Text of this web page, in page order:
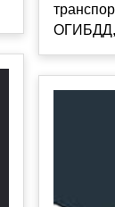
ОГИБДД,